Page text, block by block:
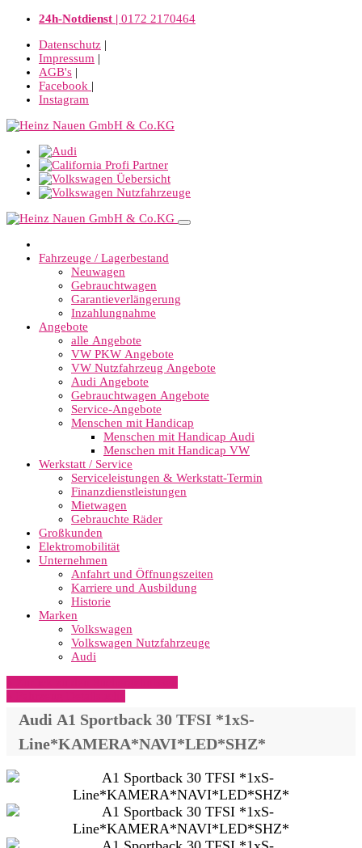
24h-Notdienst | 0172 2170464
Datenschutz |
Impressum |
AGB's |
Facebook |
Instagram
Fahrzeuge / Lagerbestand
Neuwagen
Gebrauchtwagen
Garantieverlängerung
Inzahlungnahme
Angebote
alle Angebote
VW PKW Angebote
VW Nutzfahrzeug Angebote
Audi Angebote
Gebrauchtwagen Angebote
Service-Angebote
Menschen mit Handicap
Menschen mit Handicap Audi
Menschen mit Handicap VW
Werkstatt / Service
Serviceleistungen & Werkstatt-Termin
Finanzdienstleistungen
Mietwagen
Gebrauchte Räder
Großkunden
Elektromobilität
Unternehmen
Anfahrt und Öffnungszeiten
Karriere und Ausbildung
Historie
Marken
Volkswagen
Volkswagen Nutzfahrzeuge
Audi
Audi A1 Sportback 30 TFSI *1xS-
Line*KAMERA*NAVI*LED*SHZ*